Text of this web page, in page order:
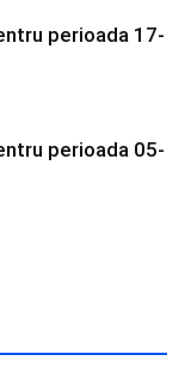
perioada 17-
perioada 05-